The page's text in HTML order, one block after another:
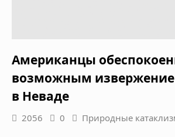
Американцы
возможным
в Неваде
2056 0 Природные